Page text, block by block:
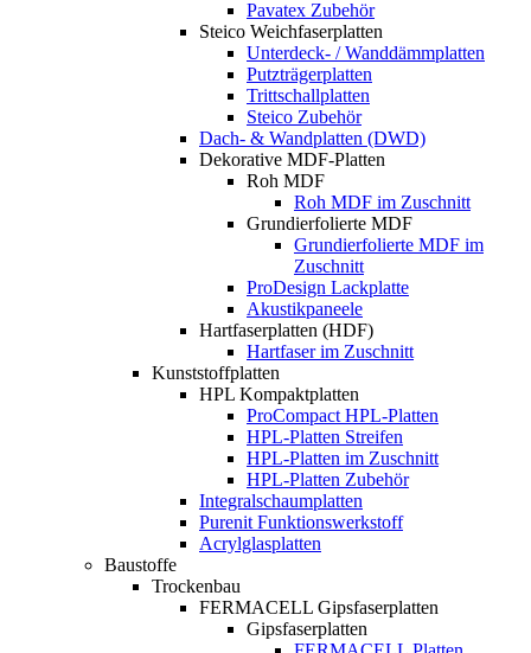
Pavatex Zubehör
Steico Weichfaserplatten
Unterdeck- / Wanddämmplatten
Putzträgerplatten
Trittschallplatten
Steico Zubehör
Dach- & Wandplatten (DWD)
Dekorative MDF-Platten
Roh MDF
Roh MDF im Zuschnitt
Grundierfolierte MDF
Grundierfolierte MDF im
Zuschnitt
ProDesign Lackplatte
Akustikpaneele
Hartfaserplatten (HDF)
Hartfaser im Zuschnitt
Kunststoffplatten
HPL Kompaktplatten
ProCompact HPL-Platten
HPL-Platten Streifen
HPL-Platten im Zuschnitt
HPL-Platten Zubehör
Integralschaumplatten
Purenit Funktionswerkstoff
Acrylglasplatten
Baustoffe
Trockenbau
FERMACELL Gipsfaserplatten
Gipsfaserplatten